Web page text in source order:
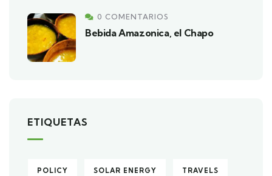
0 COMENTARIOS
Bebida Amazonica, el Chapo
ETIQUETAS
POLICY SOLAR ENERGY TRAVELS